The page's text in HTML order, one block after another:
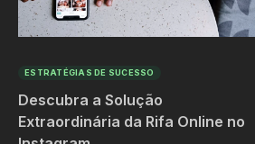
ESTRATÉGIAS DE SUCESSO
Descubra a Solução
Extraordinária da Rifa Online no